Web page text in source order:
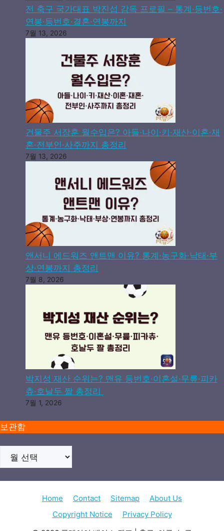
전 축구 국가대표 박진섭 감독 프로필 – 통계·등번호·
연봉·등번호·결혼·연봉까지
7월 13, 2026
건물주 서장훈 월수입은? 아들·나이·키·재산·이혼·재
혼·전부인·사주까지 총정리
7월 13, 2026
앤서니 에드워즈 앤트맨 이유? 통계·농구화·낙태·부
상·연봉까지 총정리
7월 8, 2026
박지성 재산 순위는? 맨유 등번호·이혼설·무릎·피카
츄·호날두 짤 총정리
7월 1, 2026
보관함
Home Contact Sitemap
About Us
Copyright Notice
Privacy Policy